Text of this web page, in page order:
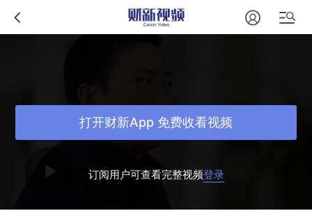
订阅用户可查看完整视频登录
打开财新App 免费收看视频